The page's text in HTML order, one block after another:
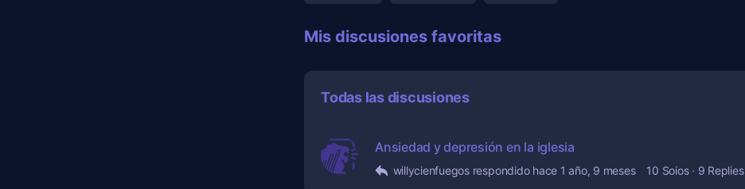
Mis discusiones favoritas
Todas las discusiones
Ansiedad y depresión en la iglesia
willycienfuegos respondido hace 1 año, 9 meses 10 Soios · 9 Replies